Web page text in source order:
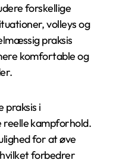
forskellige
volleys og
praksis
komfortable og
praksis i
kampforhold.
for at øve
forbedrer